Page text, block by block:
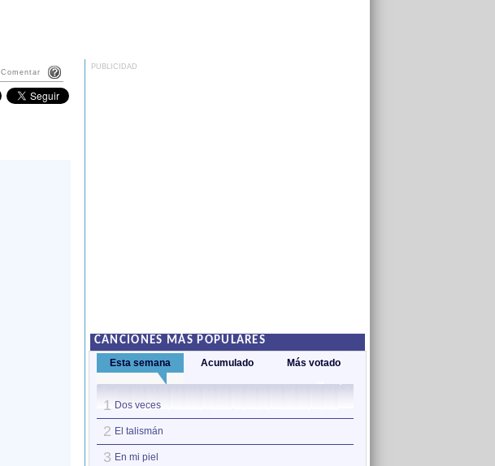
Comentar
PUBLICIDAD
CANCIONES MÁS POPULARES
Esta semana Acumulado Más votado
1 Dos veces
2 El talismán
3 En mi piel